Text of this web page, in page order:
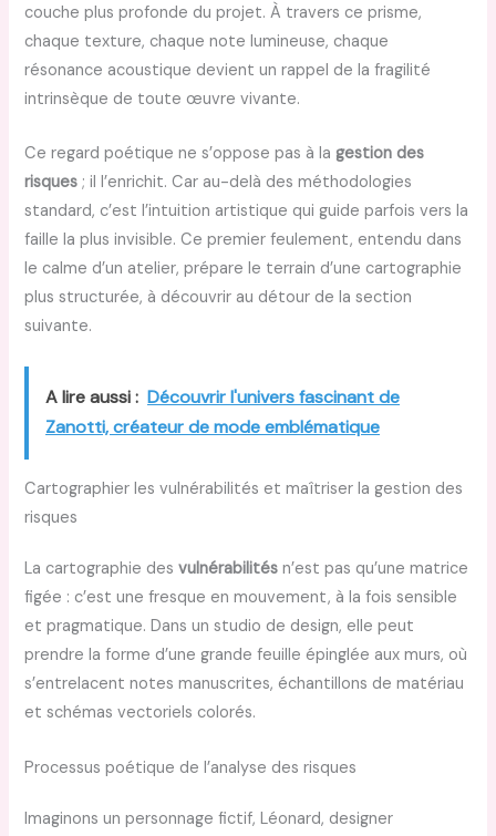
couche plus profonde du projet. À travers ce prisme,
chaque texture, chaque note lumineuse, chaque
résonance acoustique devient un rappel de la fragilité
intrinsèque de toute œuvre vivante.
Ce regard poétique ne s’oppose pas à la gestion des
risques ; il l’enrichit. Car au-delà des méthodologies
standard, c’est l’intuition artistique qui guide parfois vers la
faille la plus invisible. Ce premier feulement, entendu dans
le calme d’un atelier, prépare le terrain d’une cartographie
plus structurée, à découvrir au détour de la section
suivante.
A lire aussi : Découvrir l'univers fascinant de
Zanotti, créateur de mode emblématique
Cartographier les vulnérabilités et maîtriser la gestion des
risques
La cartographie desvulnérabilités n’est pas qu’une matrice
figée : c’est une fresque en mouvement, à la fois sensible
et pragmatique. Dans un studio de design, elle peut
prendre la forme d’une grande feuille épinglée aux murs, où
s’entrelacent notes manuscrites, échantillons de matériau
et schémas vectoriels colorés.
Processus poétique de l’analyse des risques
Imaginons un personnage fictif, Léonard, designer